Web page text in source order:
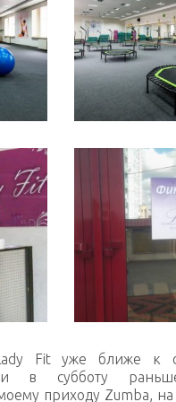
Fit уже ближе к
в субботу
приходу Zumba,